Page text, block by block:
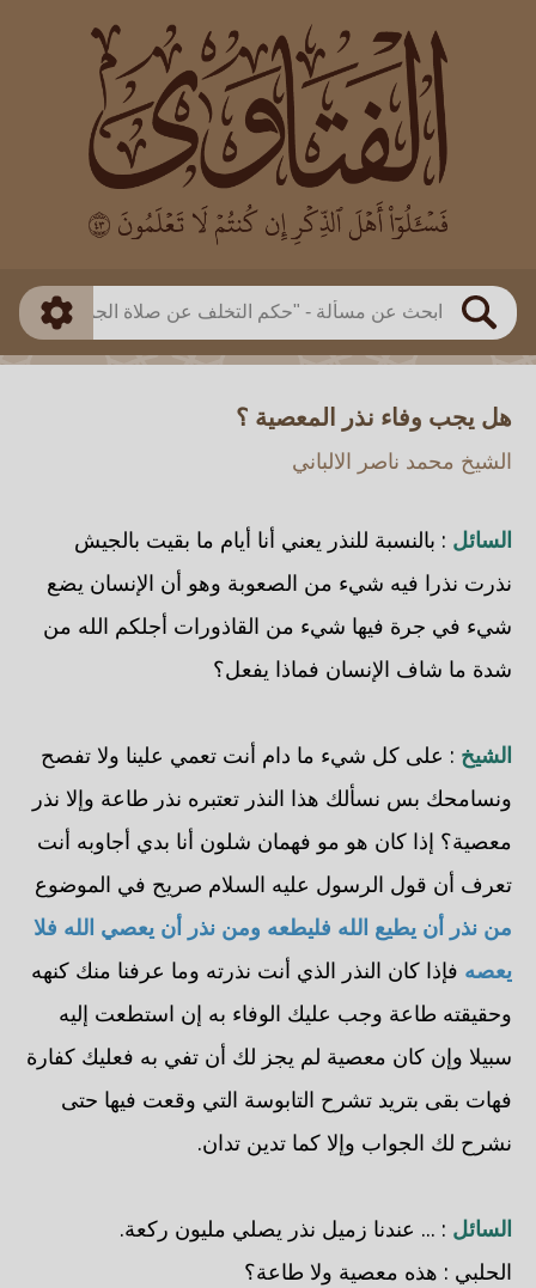
بحث
العالم
بن باز
بن العثيمين
اللجنة الدائمة
طريقة البحث
ذكي
هل يجب وفاء نذر المعصية ؟
الشيخ محمد ناصر الالباني
السائل : بالنسبة للنذر يعني أنا أيام ما بقيت بالجيش
نذرت نذرا فيه شيء من الصعوبة وهو أن الإنسان يضع
شيء في جرة فيها شيء من القاذورات أجلكم الله من
شدة ما شاف الإنسان فماذا يفعل؟
الشيخ : على كل شيء ما دام أنت تعمي علينا ولا تفصح
ونسامحك بس نسألك هذا النذر تعتبره نذر طاعة وإلا نذر
معصية؟ إذا كان هو مو فهمان شلون أنا بدي أجاوبه أنت
تعرف أن قول الرسول عليه السلام صريح في الموضوع
من نذر أن يطيع الله فليطعه ومن نذر أن يعصي الله فلا
يعصه فإذا كان النذر الذي أنت نذرته وما عرفنا منك كنهه
وحقيقته طاعة وجب عليك الوفاء به إن استطعت إليه
سبيلا وإن كان معصية لم يجز لك أن تفي به فعليك كفارة
فهات بقى بتريد تشرح التابوسة التي وقعت فيها حتى
نشرح لك الجواب وإلا كما تدين تدان.
السائل : ... عندنا زميل نذر يصلي مليون ركعة.
الحلبي : هذه معصية ولا طاعة؟